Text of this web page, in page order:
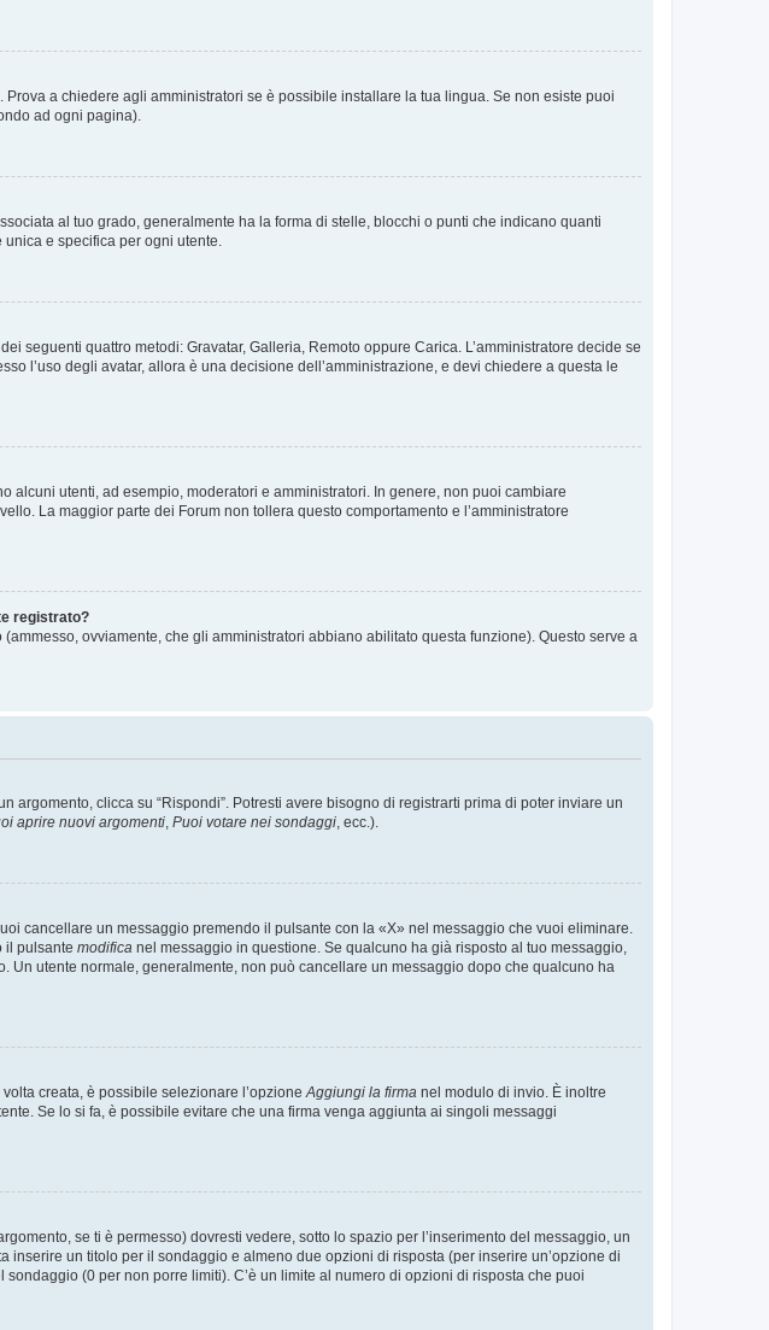
a chiedere agli amministratori se è possibile installare la tua lingua. Se non esiste puoi
ad ogni pagina).
al tuo grado, generalmente ha la forma di stelle, blocchi o punti che indicano quanti
e specifica per ogni utente.
seguenti quattro metodi: Gravatar, Galleria, Remoto oppure Carica. L’amministratore decide se
l’uso degli avatar, allora è una decisione dell’amministrazione, e devi chiedere a questa le
utenti, ad esempio, moderatori e amministratori. In genere, non puoi cambiare
La maggior parte dei Forum non tollera questo comportamento e l’amministratore
registrato?
ovviamente, che gli amministratori abbiano abilitato questa funzione). Questo serve a
argomento, clicca su “Rispondi”. Potresti avere bisogno di registrarti prima di poter inviare un
aprire nuovi argomenti Puoi votare nei sondaggi , ecc.).
cancellare un messaggio premendo il pulsante con la «X» nel messaggio che vuoi eliminare.
il pulsante modifica nel messaggio in questione. Se qualcuno ha già risposto al tuo messaggio,
Un utente normale, generalmente, non può cancellare un messaggio dopo che qualcuno ha
creata, è possibile selezionare l’opzione Aggiungi la firma nel modulo di invio. È inoltre
Se lo si fa, è possibile evitare che una firma venga aggiunta ai singoli messaggi
se ti è permesso) dovresti vedere, sotto lo spazio per l’inserimento del messaggio, un
un titolo per il sondaggio e almeno due opzioni di risposta (per inserire un’opzione di
(0 per non porre limiti). C’è un limite al numero di opzioni di risposta che puoi